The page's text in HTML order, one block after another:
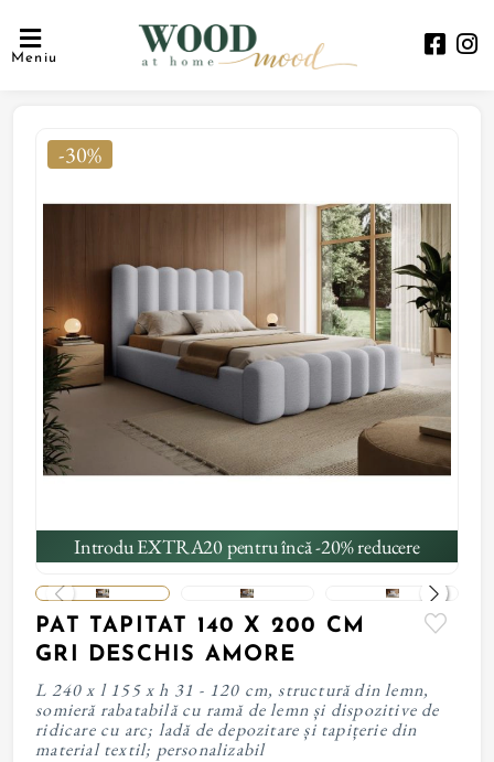
Meniu
-30%
Introdu EXTRA20 pentru încă -20% reducere
PAT TAPITAT 140 X 200 CM
GRI DESCHIS AMORE
L 240 x l 155 x h 31 - 120 cm, structură din lemn,
somieră rabatabilă cu ramă de lemn și dispozitive de
ridicare cu arc; ladă de depozitare și tapițerie din
material textil; personalizabil